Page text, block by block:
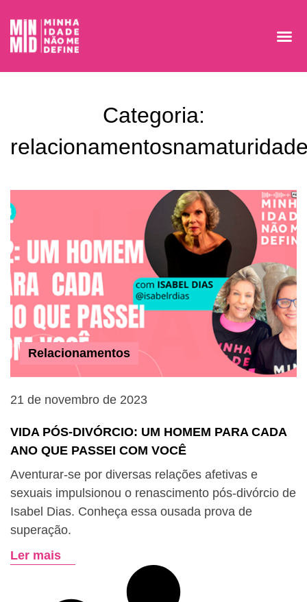
Categoria:
Relacionamentos
21 de novembro de 2023
VIDA PÓS-DIVÓRCIO: UM HOMEM PARA CADA
ANO QUE PASSEI COM VOCÊ
Aventurar-se por diversas relações afetivas e
sexuais impulsionou o renascimento pós-divórcio de
Isabel Dias. Conheça essa ousada prova de
superação.
Ler mais